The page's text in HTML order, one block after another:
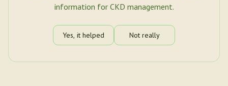
information for CKD management.
Yes, it helped Not really